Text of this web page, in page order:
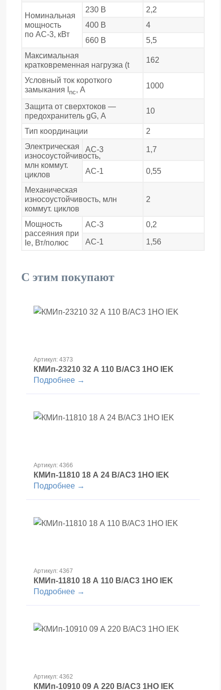
Номинальная
мощность
по АС-3, кВт
230 В
2,2
400 В
4
660 В
5,5
Максимальная
кратковременная нагрузка (t
162
Условный ток короткого
замыкания I
nc, А 1000
Защита от сверхтоков —
предохранитель gG, А
10
Тип координации
2
Электрическая
износоустойчивость,
млн коммут.
циклов
АС-3 1,7
АС-1 0,55
Механическая
износоустойчивость, млн
коммут. циклов
2
Мощность
рассеяния при
Ie, Вт/полюс
АС-3 0,2
АС-1 1,56
С этим покупают
Артикул: 4373
КМИп-23210 32 А 110 В/АС3 1НО IEK
Подробнее →
Артикул: 4366
КМИп-11810 18 А 24 В/АС3 1НО IEK
Подробнее →
Артикул: 4367
КМИп-11810 18 А 110 В/АС3 1НО IEK
Подробнее →
Артикул: 4362
КМИп-10910 09 А 220 В/АС3 1НО IEK